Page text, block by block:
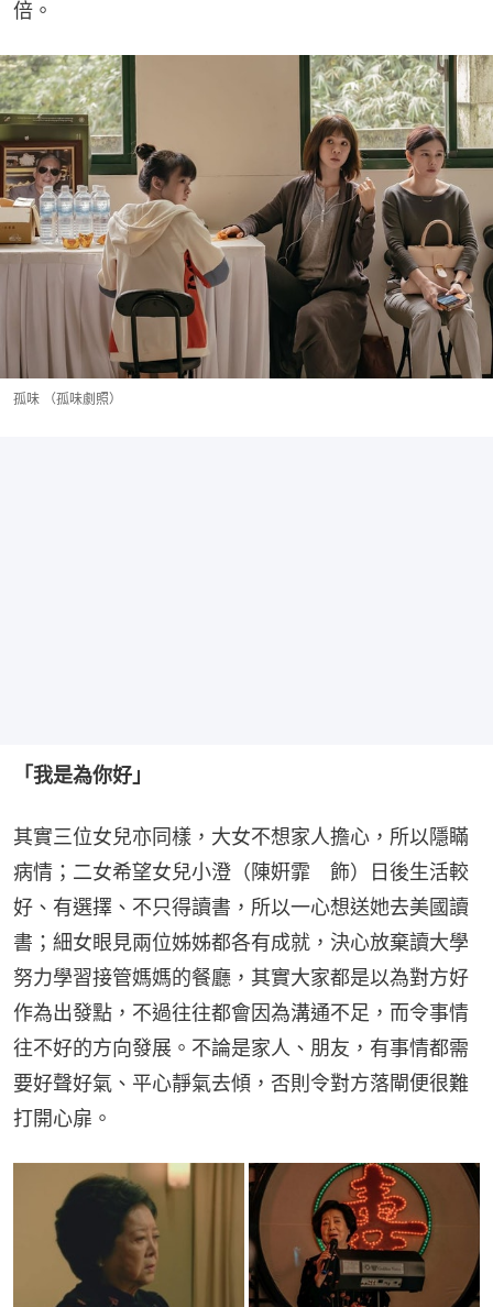
倍。
孤味 （孤味劇照）
「我是為你好」
其實三位女兒亦同樣，大女不想家人擔心，所以隱瞞
病情；二女希望女兒小澄（陳姸霏　飾）日後生活較
好、有選擇、不只得讀書，所以一心想送她去美國讀
書；細女眼見兩位姊姊都各有成就，決心放棄讀大學
努力學習接管媽媽的餐廳，其實大家都是以為對方好
作為出發點，不過往往都會因為溝通不足，而令事情
往不好的方向發展。不論是家人、朋友，有事情都需
要好聲好氣、平心靜氣去傾，否則令對方落閘便很難
打開心扉。